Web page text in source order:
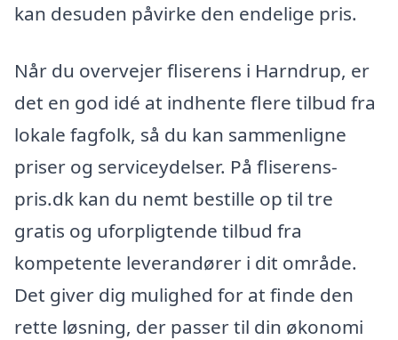
kan desuden påvirke den endelige pris.
Når du overvejer fliserens i Harndrup, er
det en god idé at indhente flere tilbud fra
lokale fagfolk, så du kan sammenligne
priser og serviceydelser. På fliserens-
pris.dk kan du nemt bestille op til tre
gratis og uforpligtende tilbud fra
kompetente leverandører i dit område.
Det giver dig mulighed for at finde den
rette løsning, der passer til din økonomi